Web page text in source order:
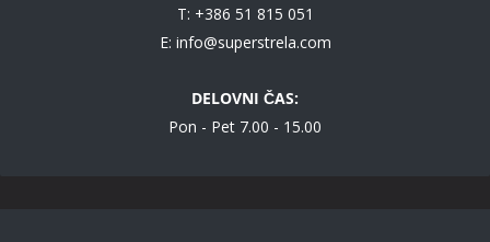
T: +386 51 815 051
E: info@superstrela.com
DELOVNI ČAS:
Pon - Pet 7.00 - 15.00